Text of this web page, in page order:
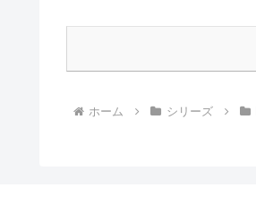
ホーム シリーズ